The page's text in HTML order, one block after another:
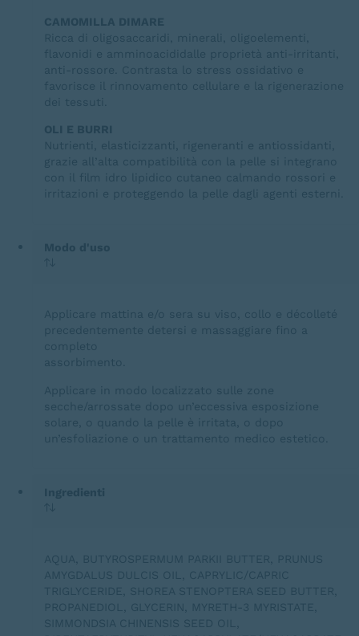
CAMOMILLA DIMARE
Ricca di oligosaccaridi, minerali, oligoelementi,
flavonidi e amminoacididalle proprietà anti-irritanti,
anti-rossore. Contrasta lo stress ossidativo e
favorisce il rinnovamento cellulare e la rigenerazione
dei tessuti.
OLI E BURRI
Nutrienti, elasticizzanti, rigeneranti e antiossidanti,
grazie all’alta compatibilità con la pelle si integrano
con il film idro lipidico cutaneo calmando rossori e
irritazioni e proteggendo la pelle dagli agenti esterni.
Applicare mattina e/o sera su viso, collo e décolleté
precedentemente detersi e massaggiare fino a
completo
assorbimento.
Applicare in modo localizzato sulle zone
secche/arrossate dopo un’eccessiva esposizione
solare, o quando la pelle è irritata, o dopo
un’esfoliazione o un trattamento medico estetico.
AQUA, BUTYROSPERMUM PARKII BUTTER, PRUNUS
AMYGDALUS DULCIS OIL, CAPRYLIC/CAPRIC
TRIGLYCERIDE, SHOREA STENOPTERA SEED BUTTER,
PROPANEDIOL, GLYCERIN, MYRETH-3 MYRISTATE,
SIMMONDSIA CHINENSIS SEED OIL,